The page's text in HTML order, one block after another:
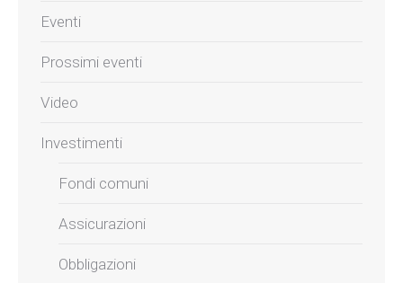
Eventi
Prossimi eventi
Video
Investimenti
Fondi comuni
Assicurazioni
Obbligazioni